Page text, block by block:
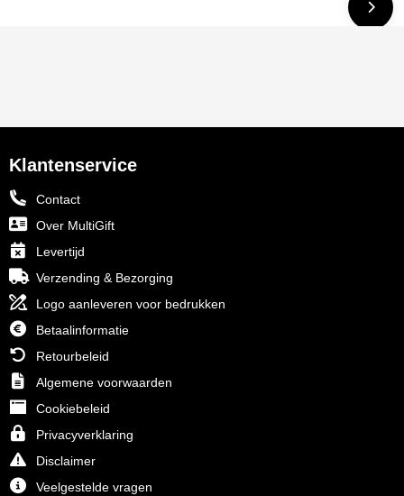
Klantenservice
Contact
Over MultiGift
Levertijd
Verzending & Bezorging
Logo aanleveren voor bedrukken
Betaalinformatie
Retourbeleid
Algemene voorwaarden
Cookiebeleid
Privacyverklaring
Disclaimer
Veelgestelde vragen